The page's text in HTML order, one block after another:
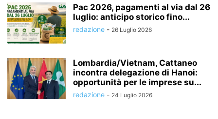
Pac 2026, pagamenti al via dal 26
luglio: anticipo storico fino...
redazione - 26 Luglio 2026
Lombardia/Vietnam, Cattaneo
incontra delegazione di Hanoi:
opportunità per le imprese su...
redazione - 24 Luglio 2026